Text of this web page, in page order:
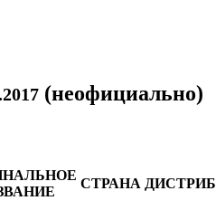
(неофициально)
СТРАНА